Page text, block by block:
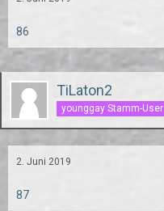
86
TiLaton2
younggay Stamm-User
2. Juni 2019
87